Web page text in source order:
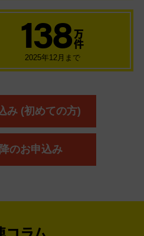
138 万
件
2025年12月まで
み (初めての方)
のお申込み